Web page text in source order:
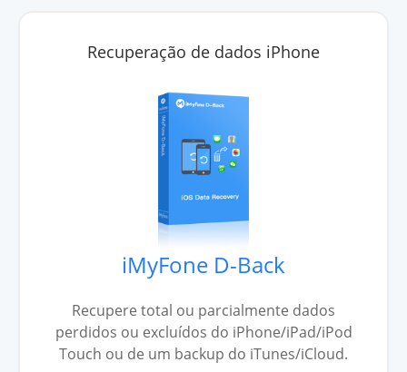
Recuperação de dados iPhone
iMyFone D-Back
Recupere total ou parcialmente dados
perdidos ou excluídos do iPhone/iPad/iPod
Touch ou de um backup do iTunes/iCloud.